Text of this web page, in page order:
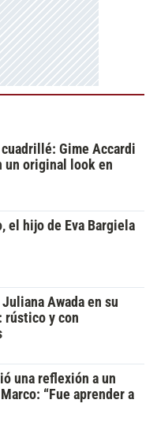
Gime Accardi
un original look en
el hijo de Eva Bargiela
Awada en su
rústico y con
una reflexión a un
“Fue aprender a